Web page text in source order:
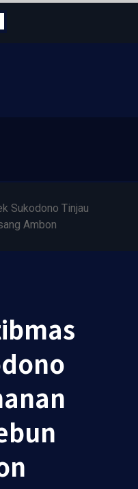
Sukodono Tinjau
Ambon